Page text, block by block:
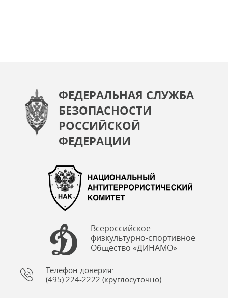
ФЕДЕРАЛЬНАЯ СЛУЖБА
БЕЗОПАСНОСТИ
РОССИЙСКОЙ
ФЕДЕРАЦИИ
Всероссийское
физкультурно-спортивное
Общество «ДИНАМО»
Телефон доверия:
(495) 224-2222 (круглосуточно)